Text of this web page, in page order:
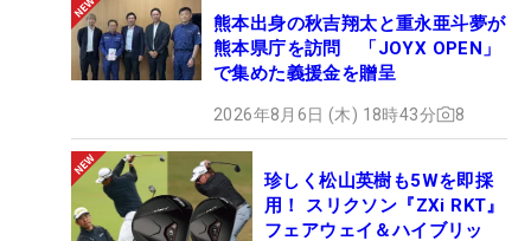
熊本出身の秋吉翔太と重永亜斗夢が
熊本県庁を訪問 「JOYX OPEN」
で集めた義援金を贈呈
2026年8月6日 (木) 18時43分 8
珍しく松山英樹も5Wを即採
用！ スリクソン『ZXi RKT』
フェアウェイ＆ハイブリッ